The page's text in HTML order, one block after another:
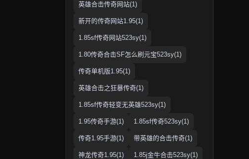
英雄合击传奇网站(1)
新开的传奇网站1.95(1)
1.85sf传奇网站523sy(1)
1.80传奇合击SF怎么刷元宝523sy(1)
传奇单机版1.95(1)
英雄合击之狂暴传奇(1)
1.85sf传奇轻变无英雄523sy(1)
1.95传奇手游(1) 1.85sf传奇523sy(1)
传奇1.95手游(1) 带英雄的合击传奇(1)
神龙传奇1.95(1) 1.85j金牛合击523sy(1)